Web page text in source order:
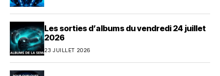
Les sorties d’albums du vendredi 24 juillet
2026
23 JUILLET 2026